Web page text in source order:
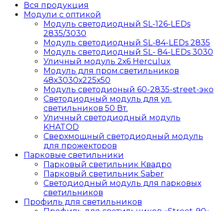
Вся продукция
Модули с оптикой
Модуль светодиодный SL-126-LEDs
2835/3030
Модуль светодиодный SL-84-LEDs 2835
Модуль светодиодный SL- 84-LEDs 3030
Уличный модуль 2х6 Herculux
Модуль для пром.светильников
48х3030х225х50
Модуль светодионый 60-2835-street-эко
Светодиодный модуль для ул.
светильников 50 Вт.
Уличный светодиодный модуль
KHATOD
Сверхмощный светодиодный модуль
для прожекторов
Парковые светильники
Парковый светильник Квадро
Парковый светильник Saber
Светодиодный модуль для парковых
светильников
Профиль для светильников